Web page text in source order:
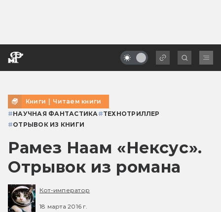
Книги | Читаем книги
#НАУЧНАЯ ФАНТАСТИКА #ТЕХНОТРИЛЛЕР
#ОТРЫВОК ИЗ КНИГИ
Рамез Наам «Нексус».
Отрывок из романа
Кот-император
18 марта 2016 г.